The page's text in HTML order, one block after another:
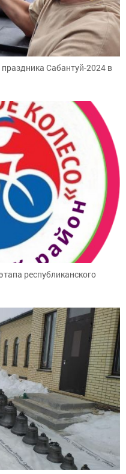
Сабантуй-2024 в
республиканского